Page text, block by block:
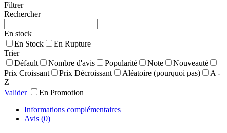
Filtrer
Rechercher
En stock
En Stock
En Rupture
Trier
Défault
Nombre d'avis Popularité Note
Nouveauté
Prix Croissant
Prix Décroissant Aléatoire (pourquoi pas)
A -
Z
Valider
En Promotion
Informations complémentaires
Avis (0)